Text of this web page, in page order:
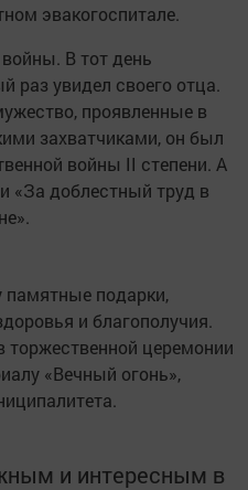
эвакогоспитале.
В тот день
раз увидел своего отца.
проявленные в
захватчиками, он был
войны II степени. А
«За доблестный труд в
памятные подарки,
и благополучия.
торжественной церемонии
«Вечный огонь»,
и интересным в